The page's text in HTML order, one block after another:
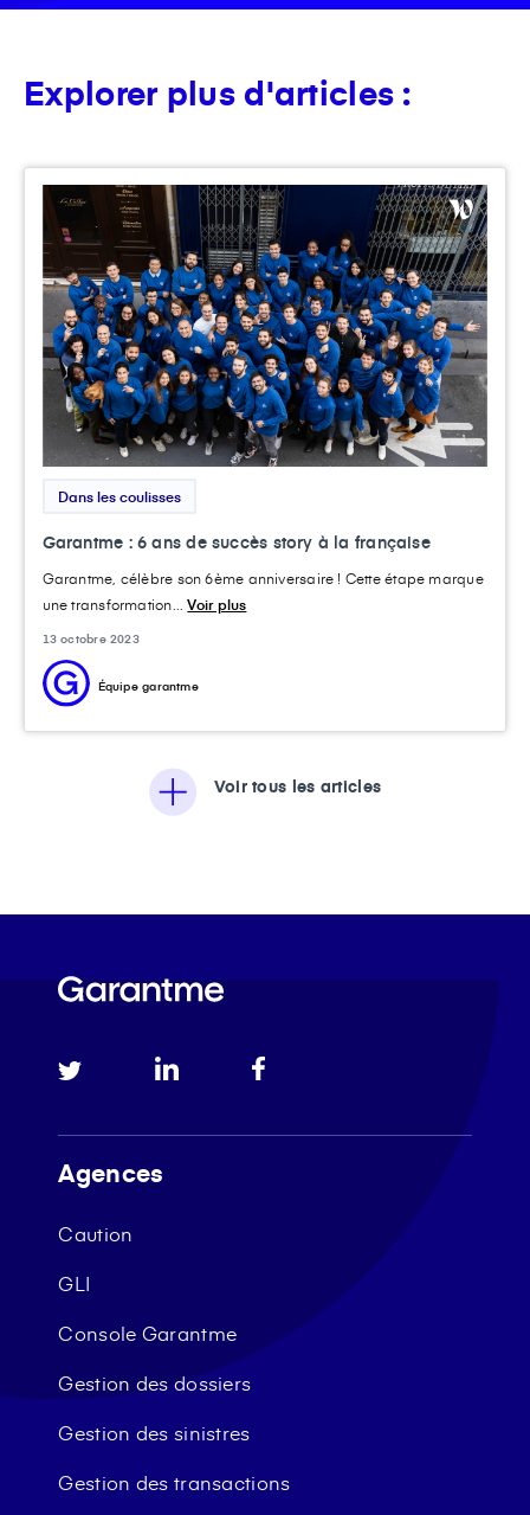
Explorer plus d'articles :
Dans les coulisses
Garantme : 6 ans de succès story à la française
Garantme, célèbre son 6ème anniversaire ! Cette étape marque
une transformation...Voir plus
13 octobre 2023
Équipe garantme
Voir tous les articles
Agences
Caution
GLI
Console Garantme
Gestion des dossiers
Gestion des sinistres
Gestion des transactions